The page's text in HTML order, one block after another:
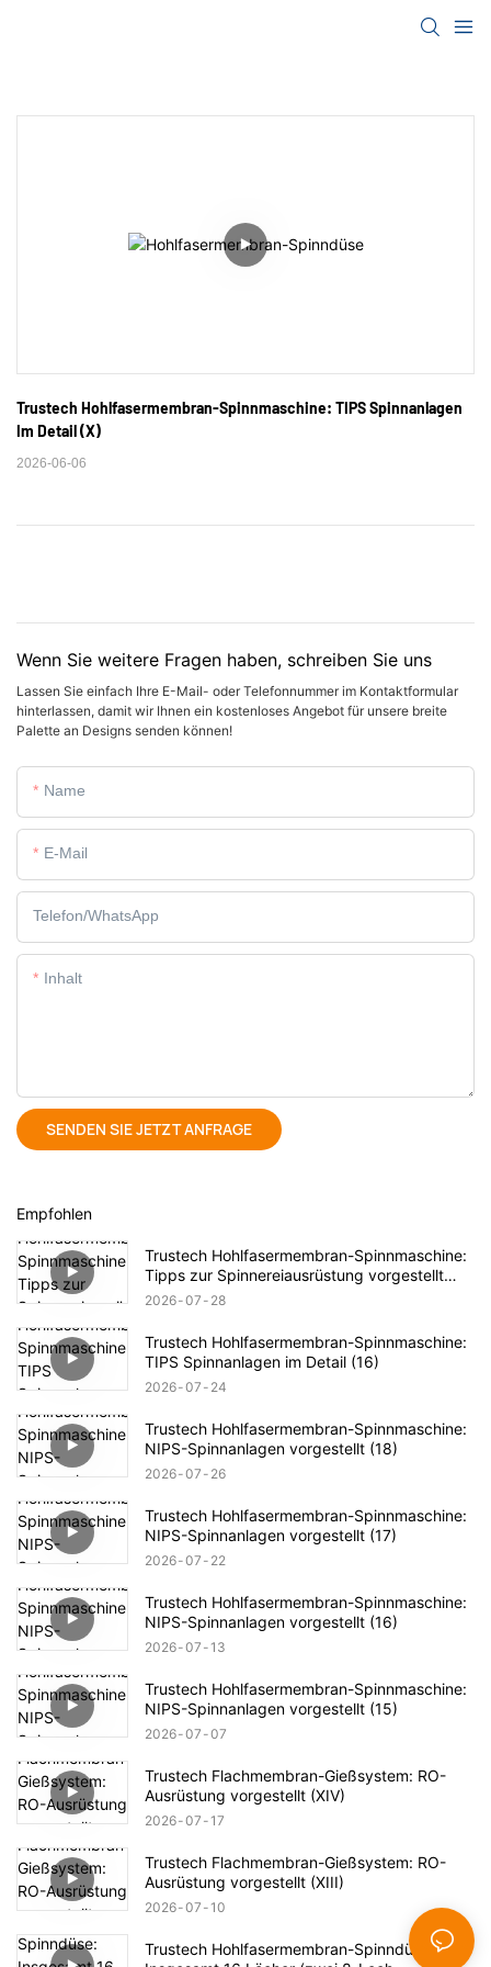
Trustech Hohlfasermembran-Spinnmaschine: TIPS Spinnanlagen
Im Detail (X)
2026-06-06
Wenn Sie weitere Fragen haben, schreiben Sie uns
Lassen Sie einfach Ihre E-Mail- oder Telefonnummer im Kontaktformular
hinterlassen, damit wir Ihnen ein kostenloses Angebot für unsere breite
Palette an Designs senden können!
Name
E-Mail
Telefon/WhatsApp
Inhalt
SENDEN SIE JETZT ANFRAGE
Empfohlen
Trustech Hohlfasermembran-Spinnmaschine:
Tipps zur Spinnereiausrüstung vorgestellt
(17)
2026 07 28
Trustech Hohlfasermembran-Spinnmaschine:
TIPS Spinnanlagen im Detail (16)
2026 07 24
Trustech Hohlfasermembran-Spinnmaschine:
NIPS-Spinnanlagen vorgestellt (18)
2026 07 26
Trustech Hohlfasermembran-Spinnmaschine:
NIPS-Spinnanlagen vorgestellt (17)
2026 07 22
Trustech Hohlfasermembran-Spinnmaschine:
NIPS-Spinnanlagen vorgestellt (16)
2026 07 13
Trustech Hohlfasermembran-Spinnmaschine:
NIPS-Spinnanlagen vorgestellt (15)
2026 07 07
Trustech Flachmembran-Gießsystem: RO-
Ausrüstung vorgestellt (XIV)
2026 07 17
Trustech Flachmembran-Gießsystem: RO-
Ausrüstung vorgestellt (XIII)
2026 07 10
Trustech Hohlfasermembran-Spinndüse: